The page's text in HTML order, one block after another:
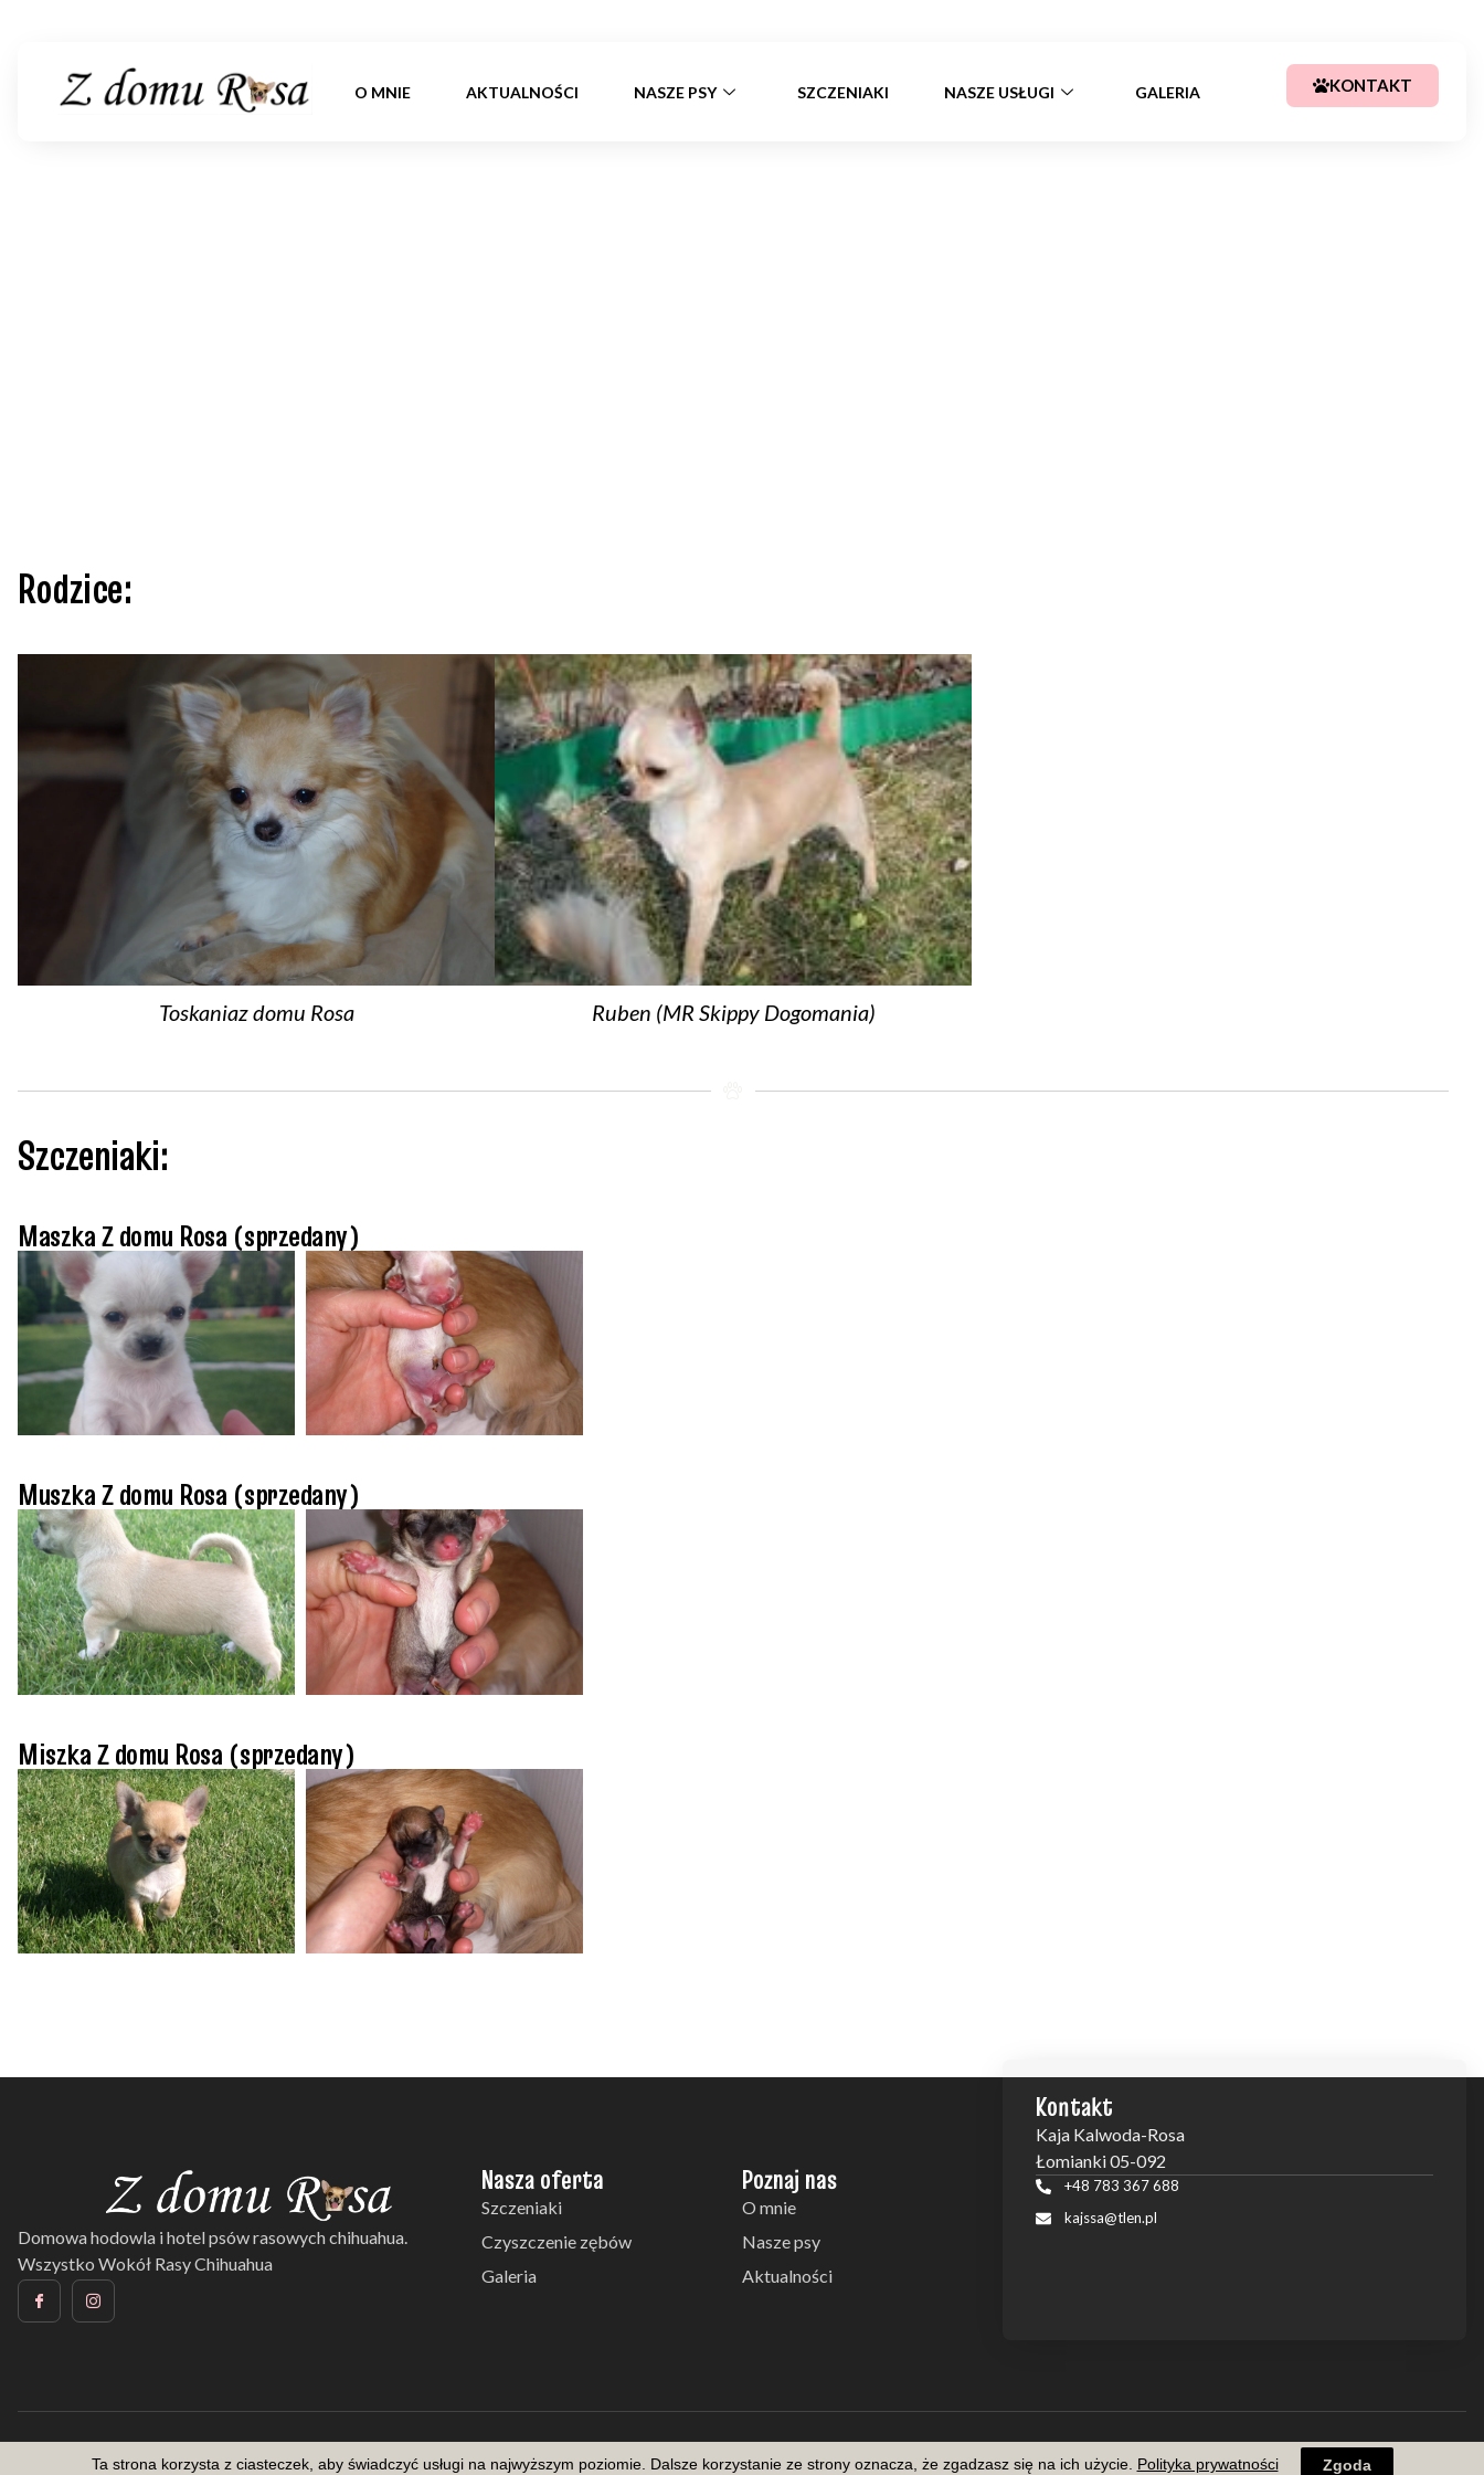
O MNIE AKTUALNOŚCI NASZE PSY SZCZENIAKI NASZE USŁUGI GALERIA KONTAKT
Rodzice:
Toskaniaz domu Rosa Ruben (MR Skippy Dogomania)
Szczeniaki:
Maszka Z domu Rosa (sprzedany)
Muszka Z domu Rosa (sprzedany)
Miszka Z domu Rosa (sprzedany)
Domowa hodowla i hotel psów rasowych chihuahua.
Wszystko Wokół Rasy Chihuahua
Nasza oferta
Szczeniaki
Czyszczenie zębów
Galeria
Poznaj nas
O mnie
Nasze psy
Aktualności
Kontakt
Kaja Kalwoda-Rosa
Łomianki 05-092
+48 783 367 688
kajssa@tlen.pl
Ta strona korzysta z ciasteczek, aby świadczyć usługi na najwyższym poziomie. Dalsze korzystanie ze strony oznacza, że zgadzasz się na ich użycie. Polityka prywatności Zgoda